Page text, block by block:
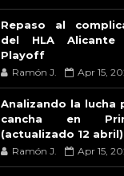
Repaso al
del HLA Alicante
Playoff
Ramón J. Apr 15,
Analizando la
cancha en
(actualizado 12 abril)
Ramón J. Apr 15,